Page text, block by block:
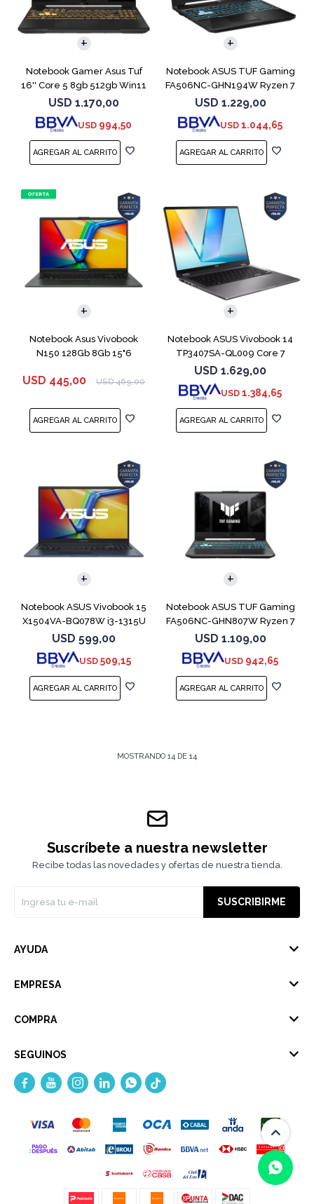
Notebook Gamer Asus Tuf
16'' Core 5 8gb 512gb Win11
Rtx3050
USD 1.170,00
USD 994,50
COMPARAR
Notebook ASUS TUF Gaming
FA506NC-GHN194W Ryzen 7
7445HS 3050
USD 1.229,00
USD 1.044,65
COMPARAR
Notebook Asus Vivobook
N150 128Gb 8Gb 15"6
USD 445,00 USD 469,00
COMPARAR
Notebook ASUS Vivobook 14
TP3407SA-QL009 Core 7
256V 512GB
USD 1.629,00
USD 1.384,65
COMPARAR
Notebook ASUS Vivobook 15
X1504VA-BQ078W i3-1315U
512GB 8GB
USD 599,00
USD 509,15
COMPARAR
Notebook ASUS TUF Gaming
FA506NC-GHN807W Ryzen 7
7445HS 3050
USD 1.109,00
USD 942,65
COMPARAR
MOSTRANDO 14 DE 14
Suscríbete a nuestra newsletter
Recibe todas las novedades y ofertas de nuestra tienda.
SUSCRIBIRME
AYUDA
EMPRESA
COMPRA
SEGUINOS
    